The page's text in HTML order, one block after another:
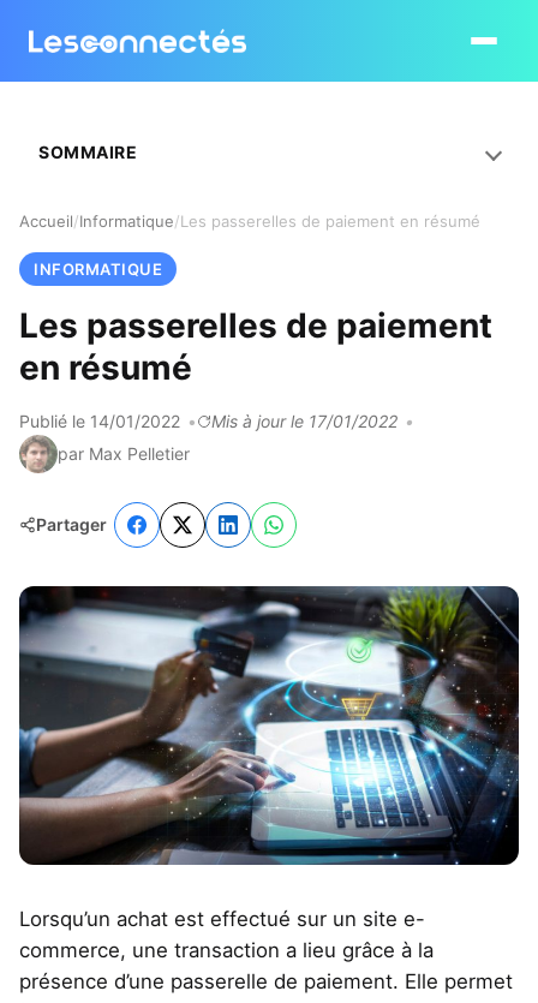
Ouvrir le
Accueil Informatique Les passerelles de paiement en résumé
INFORMATIQUE
Les passerelles de paiement
en résumé
Publié le 14/01/2022
Mis à jour le 17/01/2022
par Max Pelletier
Partager
Lorsqu’un achat est effectué sur un site e-
commerce, une transaction a lieu grâce à la
présence d’une passerelle de paiement. Elle permet
SOMMAIRE